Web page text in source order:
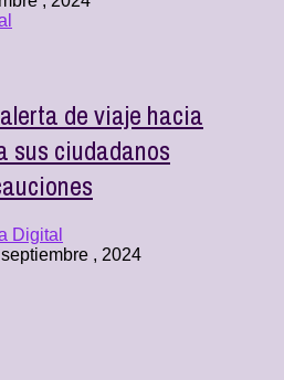
de viaje hacia
sus ciudadanos
Digital
, 2024